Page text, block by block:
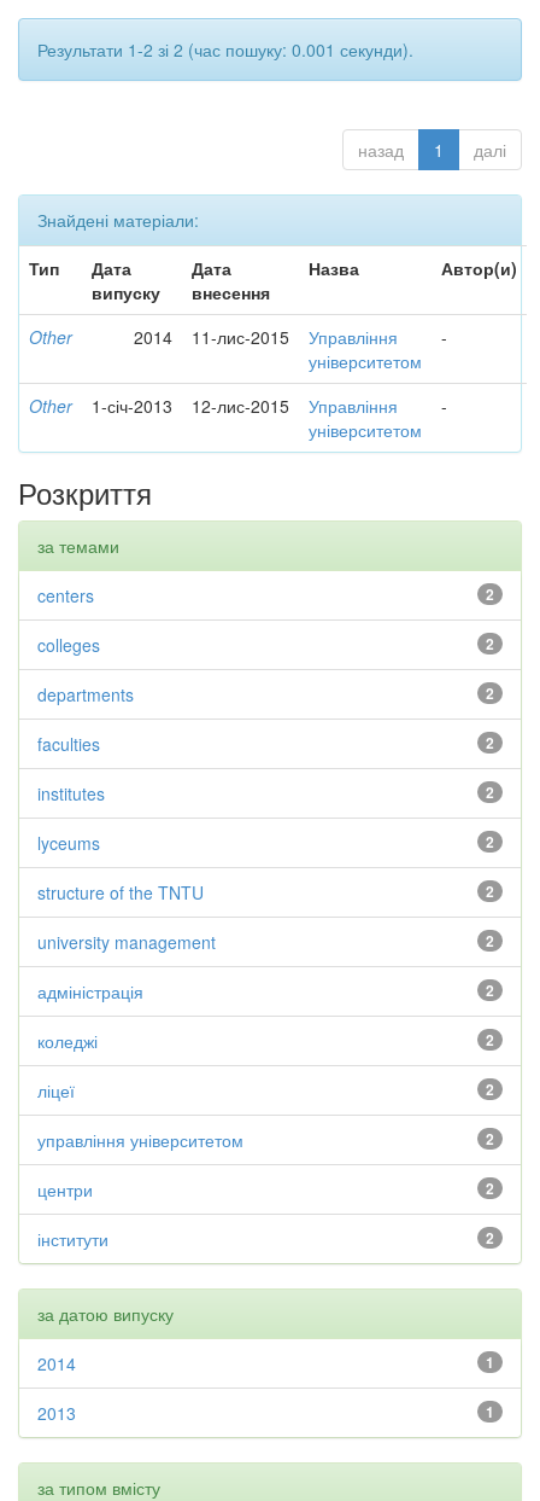
Результати 1-2 зі 2 (час пошуку: 0.001 секунди).
назад 1 далі
Знайдені матеріали:
Тип
Дата
випуску
Дата
внесення
Назва Автор(и)
Other 2014 11-лис-2015
Управління
університетом
-
Other 1-січ-2013 12-лис-2015
Управління
університетом
-
Розкриття
за темами
2
centers
2
colleges
2
departments
2
faculties
2
institutes
2
lyceums
2
structure of the TNTU
2
university management
2
адміністрація
2
коледжі
2
ліцеї
2
управління університетом
2
центри
2
інститути
за датою випуску
1
2014
1
2013
за типом вмісту